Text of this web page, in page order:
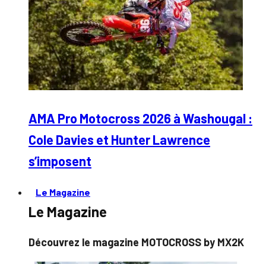
AMA Pro Motocross 2026 à Washougal :
Cole Davies et Hunter Lawrence
s’imposent
Le Magazine
Le Magazine
Découvrez le magazine MOTOCROSS by MX2K